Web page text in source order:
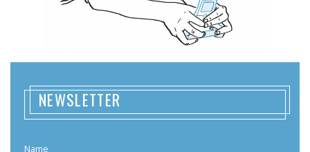
NEWSLETTER
Name